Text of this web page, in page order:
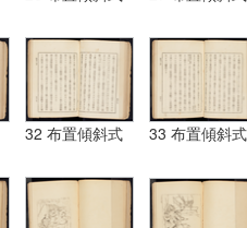
32 布置傾斜式 33 布置傾斜式